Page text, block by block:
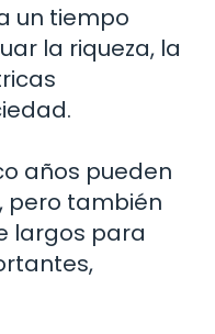
un tiempo
la riqueza, la
años pueden
pero también
largos para